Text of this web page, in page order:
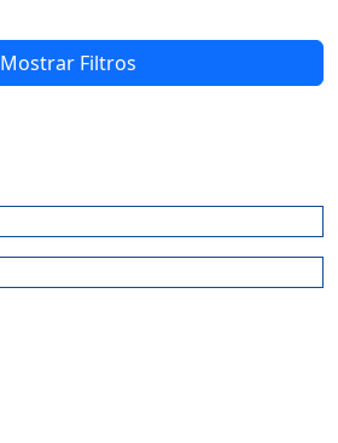
Mostrar Filtros